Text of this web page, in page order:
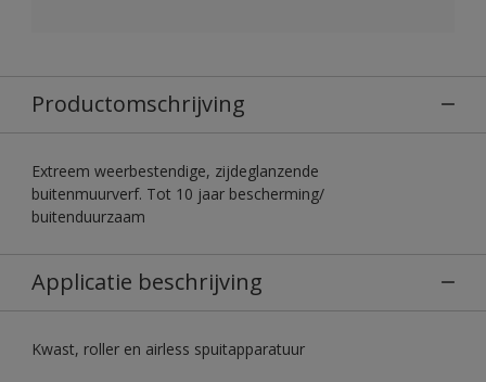
Productomschrijving
Extreem weerbestendige, zijdeglanzende
buitenmuurverf. Tot 10 jaar bescherming/
buitenduurzaam
Applicatie beschrijving
Kwast, roller en airless spuitapparatuur